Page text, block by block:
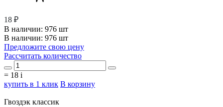
18 ₽
В наличии: 976 шт
В наличии: 976 шт
Предложите свою цену
Рассчитать количество
= 18 i
купить в 1 клик В корзину
Гвоздэк классик